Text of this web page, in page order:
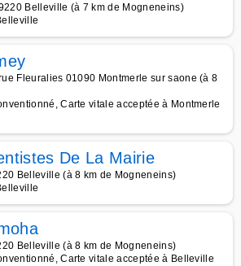
Belleville (à 7 km de Mogneneins)
Fleuralies 01090 Montmerle sur saone (à 8
Carte vitale acceptée à Montmerle
De La Mairie
Belleville (à 8 km de Mogneneins)
Belleville (à 8 km de Mogneneins)
Carte vitale acceptée à Belleville